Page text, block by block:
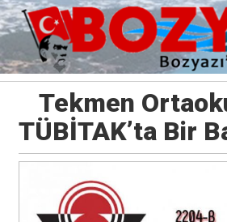
Tekmen
TÜBİTAK’ta Bir